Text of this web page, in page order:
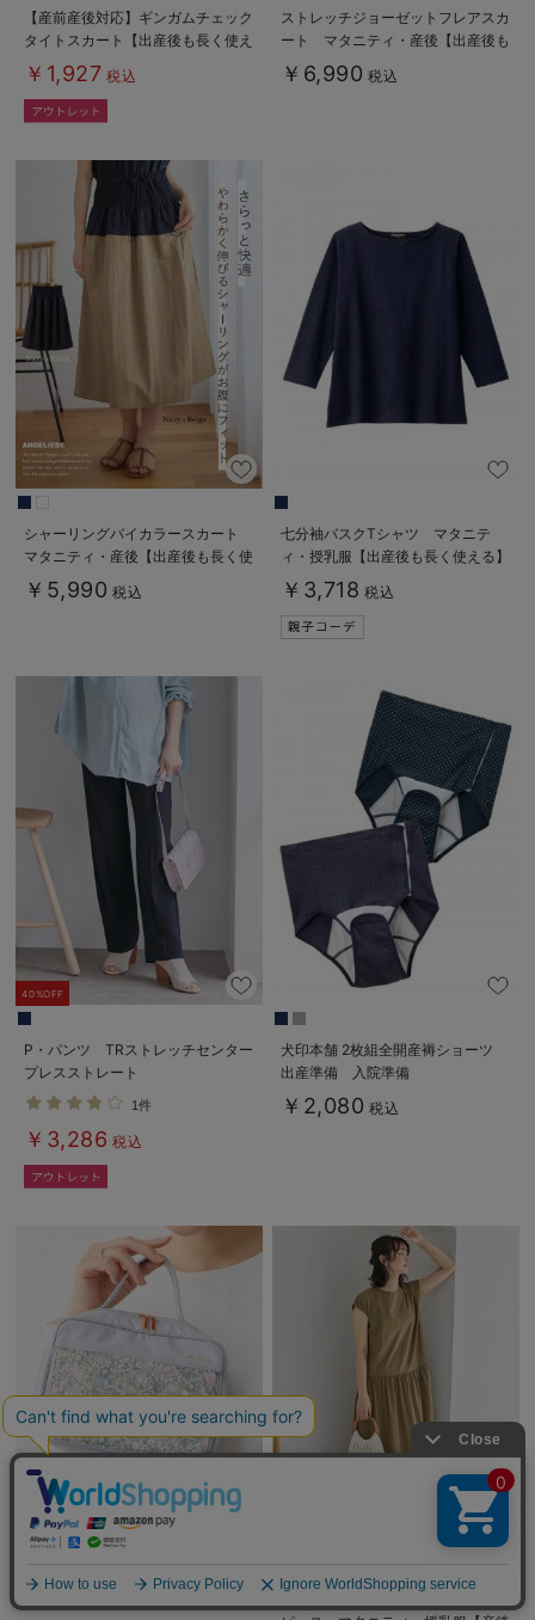
【産前産後対応】ギンガムチェック
タイトスカート【出産後も長く使え
る】
￥1,927 税込
ストレッチジョーゼットフレアスカ
ート マタニティ・産後【出産後も
長く使える】
￥6,990 税込
シャーリングバイカラースカート
マタニティ・産後【出産後も長く使
える】
￥5,990 税込
七分袖バスクTシャツ マタニテ
ィ・授乳服【出産後も長く使える】
￥3,718 税込
40%OFF
P・パンツ TRストレッチセンター
プレスストレート
1件
￥3,286 税込
犬印本舗 2枚組全開産褥ショーツ
出産準備 入院準備
￥2,080 税込